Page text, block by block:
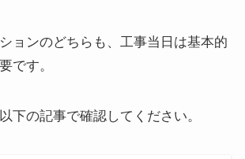
ョンのどちらも、工事当日は基本的
です。
下の記事で確認してください。